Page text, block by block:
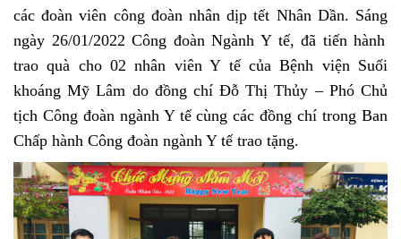
các đoàn viên công đoàn nhân dịp tết Nhân Dần. Sáng
ngày 26/01/2022 Công đoàn Ngành Y tế, đã tiến hành
trao quà cho 02 nhân viên Y tế của Bệnh viện Suối
khoáng Mỹ Lâm dođồng chí Đỗ Thị Thủy – Phó Chủ
tịch Công đoàn ngành Y tế cùng các đồng chí trong Ban
Chấp hành Công đoàn ngành Y tế trao tặng.